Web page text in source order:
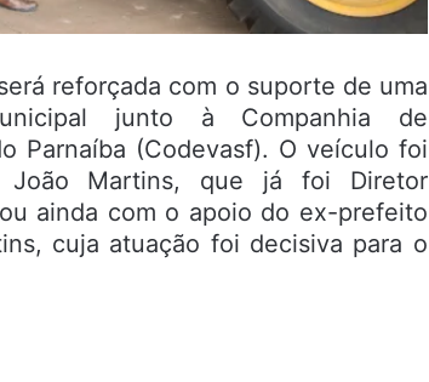
reforçada com o suporte de uma
junto à Companhia de
Parnaíba (Codevasf). O veículo foi
João Martins, que já foi Diretor
ainda com o apoio do ex-prefeito
cuja atuação foi decisiva para o